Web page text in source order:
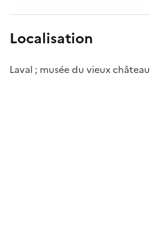
Localisation
Laval ; musée du vieux château